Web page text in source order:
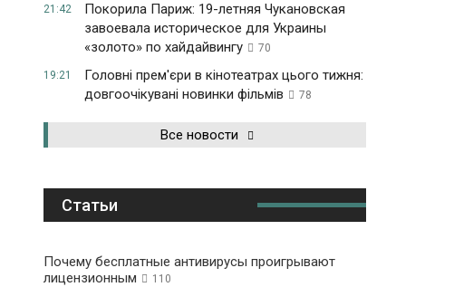
21:42
Покорила Париж: 19-летняя Чукановская
завоевала историческое для Украины
«золото» по хайдайвингу
70
19:21
Головні прем'єри в кінотеатрах цього тижня:
довгоочікувані новинки фільмів
78
Все новости
Статьи
Почему бесплатные антивирусы проигрывают
лицензионным
110